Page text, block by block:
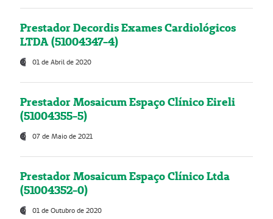
Prestador Decordis Exames Cardiológicos
LTDA (51004347-4)
01 de Abril de 2020
Prestador Mosaicum Espaço Clínico Eireli
(51004355-5)
07 de Maio de 2021
Prestador Mosaicum Espaço Clínico Ltda
(51004352-0)
01 de Outubro de 2020